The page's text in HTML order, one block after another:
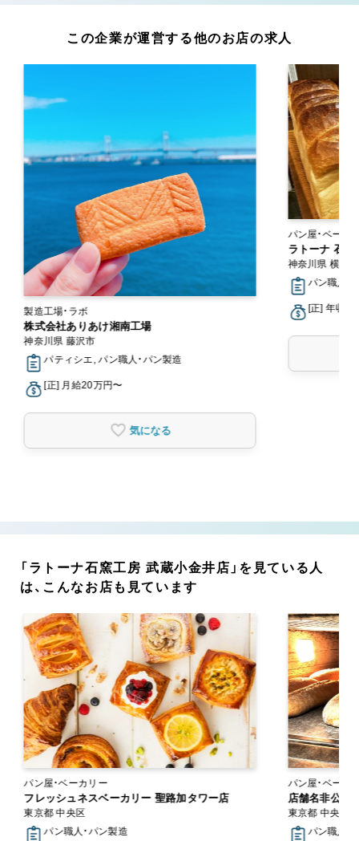
この企業が運営する他のお店の求人
製造工場・ラボ
株式会社ありあけ湘南工場
神奈川県 藤沢市
パティシエ, パン職人・パン製造
[正] 月給20万円〜
気になる
パン屋・ベーカリー 工房・アトリエ・オン
ップ
ラトーナ 石窯
神奈川県 横浜
パン職人・
[正] 年収
「ラトーナ石窯工房 武蔵小金井店」を見ている人
は、こんなお店も見ています
パン屋・ベーカリー
フレッシュネスベーカリー 聖路加タワー店
東京都 中央区
パン職人・パン製造
パン屋・ベーカ
店舗名非公開
東京都 中央区
パン職人・